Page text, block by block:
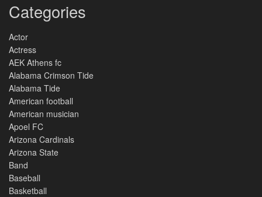
Categories
Actor
Actress
AEK Athens fc
Alabama Crimson Tide
Alabama Tide
American football
American musician
Apoel FC
Arizona Cardinals
Arizona State
Band
Baseball
Basketball